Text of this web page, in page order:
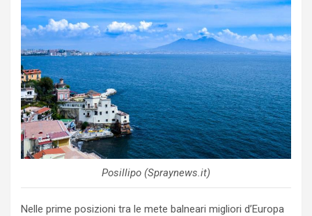
Posillipo (Spraynews.it)
Nelle prime posizioni tra le mete balneari migliori d’Europa